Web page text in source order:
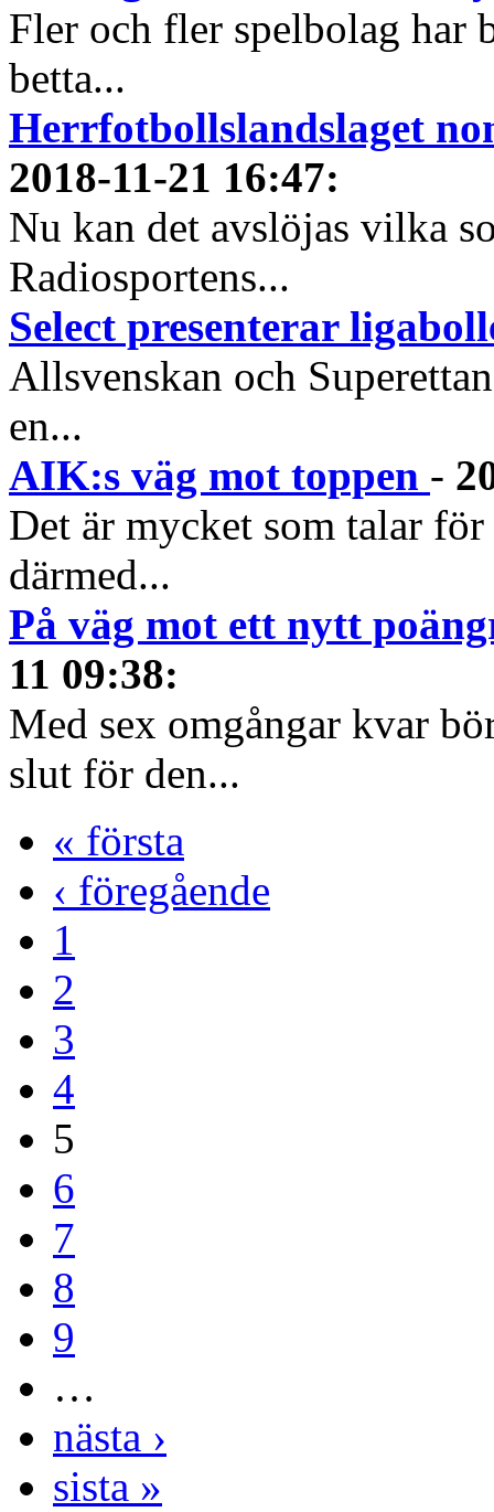
Fler och fler spelbolag har
betta...
Herrfotbollslandslaget
2018-11-21 16:47:
Nu kan det avslöjas vilka
Radiosportens...
Select presenterar
Allsvenskan och
en...
AIK:s väg mot toppen -
Det är mycket som talar
därmed...
På väg mot ett nytt
11 09:38:
Med sex omgångar kvar
slut för den...
« första
‹ föregående
1
2
3
4
5
6
7
8
9
…
nästa ›
sista »